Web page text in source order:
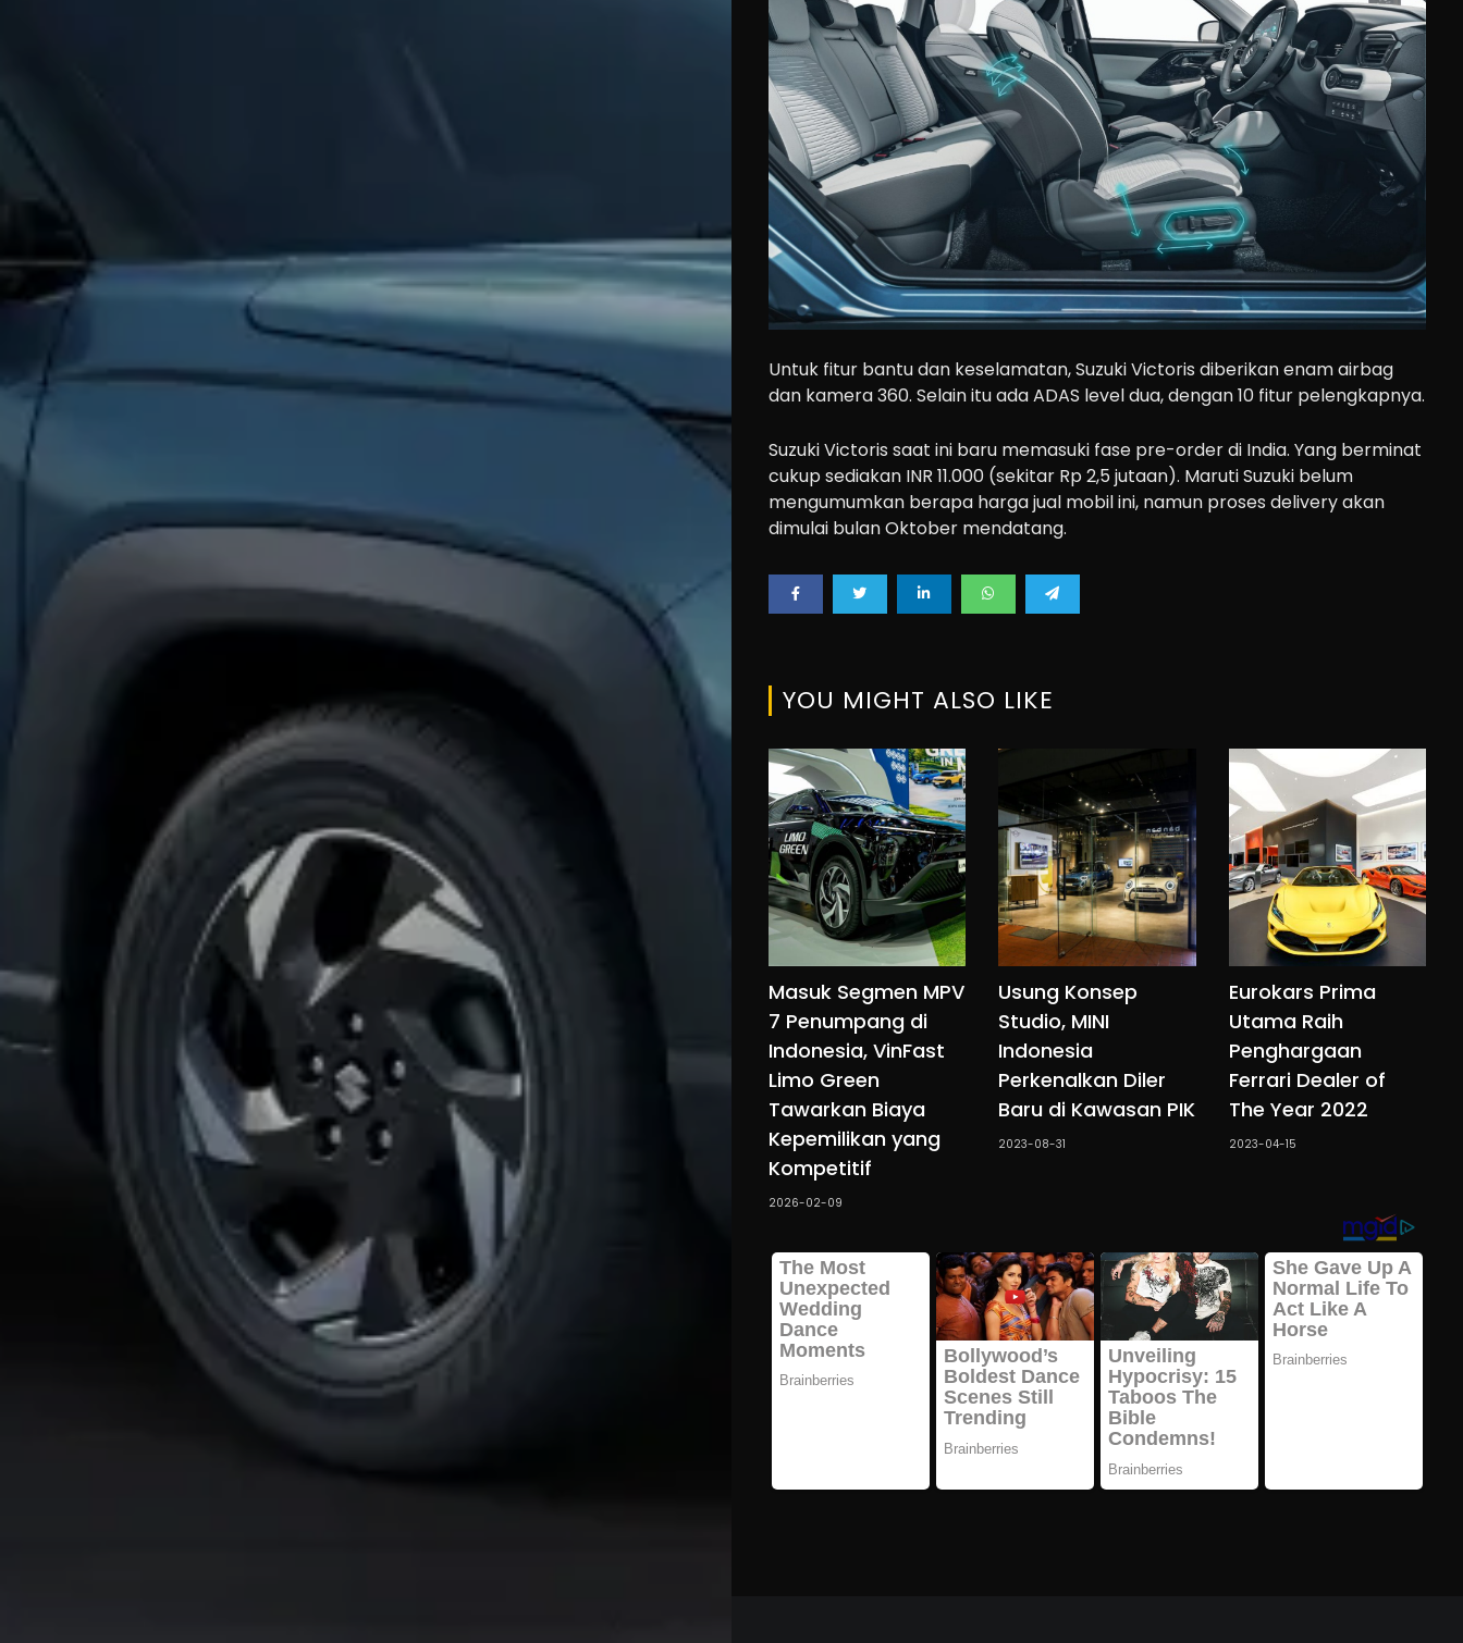
Untuk fitur bantu dan keselamatan, Suzuki Victoris diberikan enam airbag
dan kamera 360. Selain itu ada ADAS level dua, dengan 10 fitur pelengkapnya.
Suzuki Victoris saat ini baru memasuki fase pre-order di India. Yang berminat
cukup sediakan INR 11.000 (sekitar Rp 2,5 jutaan). Maruti Suzuki belum
mengumumkan berapa harga jual mobil ini, namun proses delivery akan
dimulai bulan Oktober mendatang.
YOU MIGHT ALSO LIKE
Masuk Segmen MPV
7 Penumpang di
Indonesia, VinFast
Limo Green
Tawarkan Biaya
Kepemilikan yang
Kompetitif
2026-02-09
Usung Konsep
Studio, MINI
Indonesia
Perkenalkan Diler
Baru di Kawasan PIK
2023-08-31
Eurokars Prima
Utama Raih
Penghargaan
Ferrari Dealer of
The Year 2022
2023-04-15